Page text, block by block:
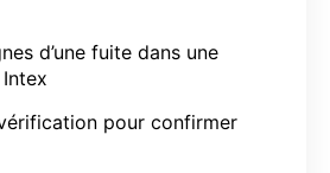
d’une fuite dans une
pour confirmer